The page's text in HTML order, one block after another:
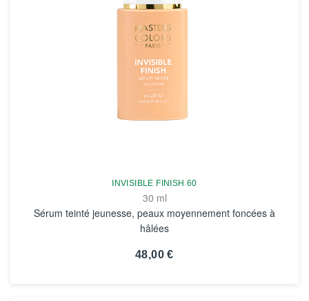
INVISIBLE FINISH 60
30 ml
Sérum teinté jeunesse, peaux moyennement foncées à
hâlées
48,00 €